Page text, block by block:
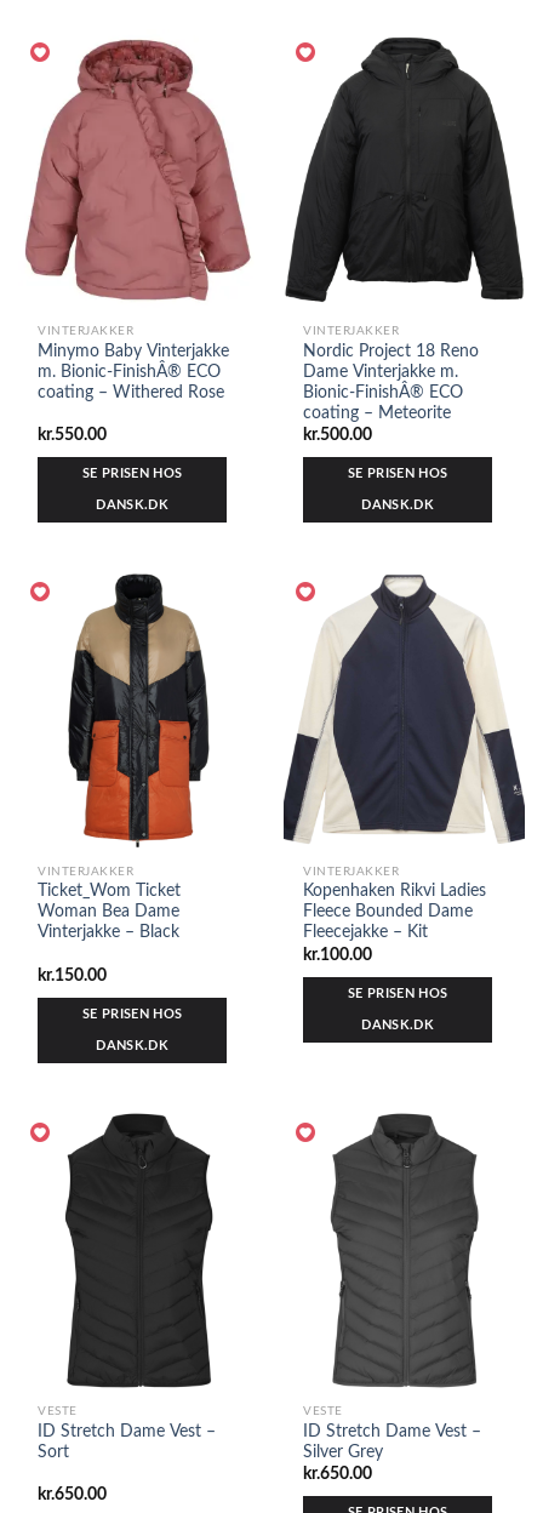
VINTERJAKKER
Minymo Baby Vinterjakke
m. Bionic-FinishÂ® ECO
coating – Withered Rose
kr.550.00
SE PRISEN HOS
DANSK.DK
VINTERJAKKER
Nordic Project 18 Reno
Dame Vinterjakke m.
Bionic-FinishÂ® ECO
coating – Meteorite
kr.500.00
SE PRISEN HOS
DANSK.DK
VINTERJAKKER
Ticket_Wom Ticket
Woman Bea Dame
Vinterjakke – Black
kr.150.00
SE PRISEN HOS
DANSK.DK
VINTERJAKKER
Kopenhaken Rikvi Ladies
Fleece Bounded Dame
Fleecejakke – Kit
kr.100.00
SE PRISEN HOS
DANSK.DK
VESTE
ID Stretch Dame Vest –
Sort
kr.650.00
VESTE
ID Stretch Dame Vest –
Silver Grey
kr.650.00